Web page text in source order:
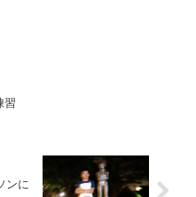
習
ンに